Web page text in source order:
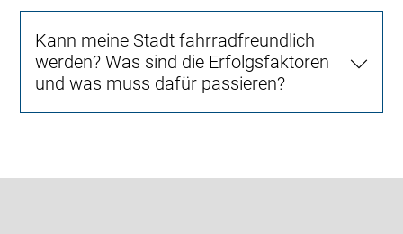
Kann meine Stadt fahrradfreundlich
werden? Was sind die Erfolgsfaktoren
und was muss dafür passieren?